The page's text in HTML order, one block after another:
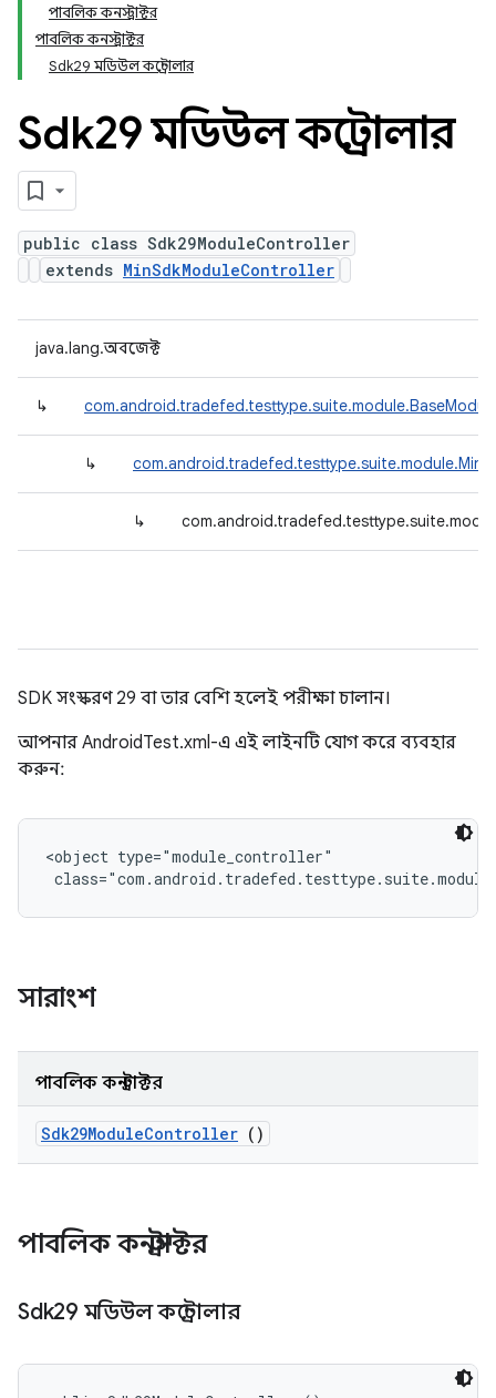
পাবলিক কনস্ট্রাক্টর
পাবলিক কনস্ট্রাক্টর
Sdk29 মডিউল কন্ট্রোলার
Sdk29 মডিউল কন্ট্রোলার
public class Sdk29ModuleController
extends MinSdkModuleController
java.lang.অবজেক্ট
↳
↳
↳
SDK সংস্করণ 29 বা তার বেশি হলেই পরীক্ষা চালান।
আপনার AndroidTest.xml-এ এই লাইনটি যোগ করে ব্যবহার
করুন:
<object type="module_controller"
সারাংশ
পাবলিক কনস্ট্রাক্টর
Sdk29ModuleController ()
পাবলিক কনস্ট্রাক্টর
Sdk29 মডিউল কন্ট্রোলার